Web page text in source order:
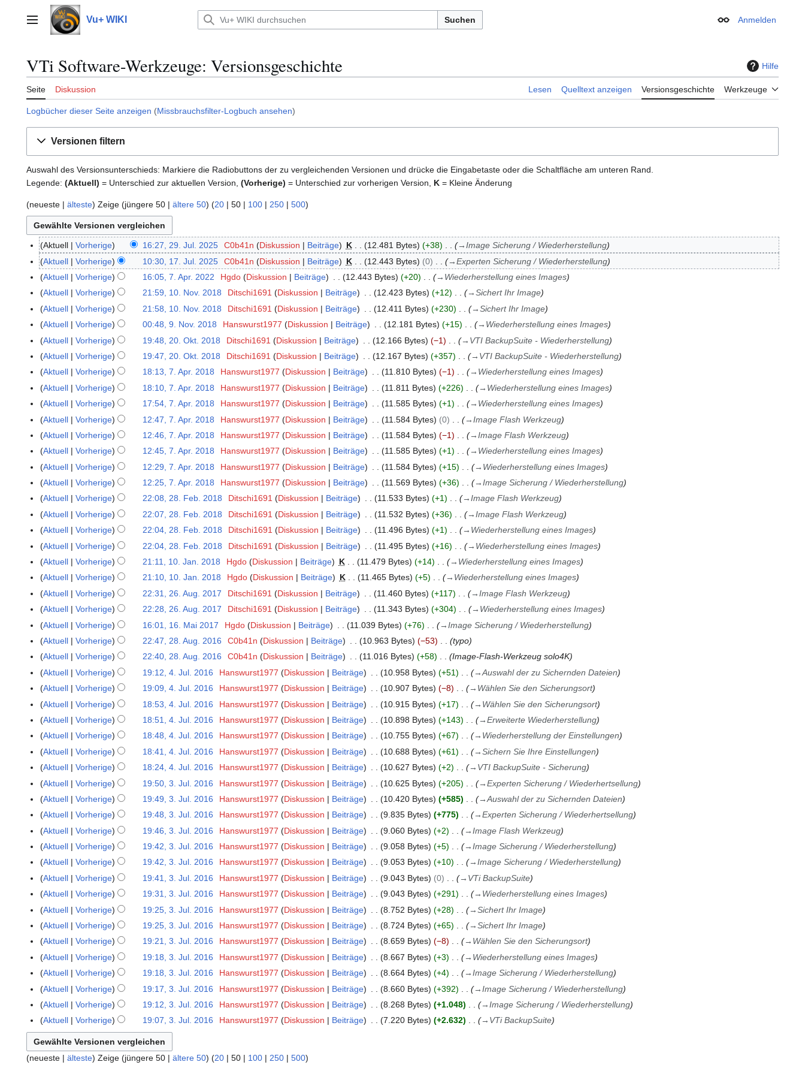
springenHauptmenü Vu+ WIKI Suchen Erscheinungsbild
Anmelden
VTi Software-Werkzeuge: Versionsgeschichte Hilfe
Seite Diskussion Lesen Quelltext anzeigen Versionsgeschichte Werkzeuge
Logbücher dieser Seite anzeigen (Missbrauchsfilter-Logbuch ansehen)
Versionen filtern
Auswahl des Versionsunterschieds: Markiere die Radiobuttons der zu vergleichenden Versionen und drücke die Eingabetaste oder die Schaltfläche am unteren Rand.
Legende: (Aktuell) = Unterschied zur aktuellen Version, (Vorherige) = Unterschied zur vorherigen Version, K = Kleine Änderung
(neueste | älteste) Zeige (jüngere 50 | ältere 50) (20 | 50 | 100 | 250 | 500)
2
9
2
Aktuell Vorherige 16:27, 29. Jul. 2025 C0b41n Diskussion Beiträge K 12.481 Bytes +38 →Image Sicherung / Wiederherstellung
1
7
2
Aktuell Vorherige 10:30, 17. Jul. 2025 C0b41n Diskussion Beiträge K 12.443 Bytes 0 →Experten Sicherung / Wiederherstellung
7
2
Aktuell Vorherige 16:05, 7. Apr. 2022 Hgdo Diskussion Beiträge 12.443 Bytes +20 → Wiederherstellung eines Images
1
0
v
e
m
2
0
1
Aktuell Vorherige 21:59, 10. Nov. 2018 Ditschi1691 Diskussion Beiträge 12.423 Bytes +12 →Sichert Ihr Image
Aktuell
Vorherige 21:58, 10. Nov. 2018 Ditschi1691 Diskussion Beiträge 12.411 Bytes +230 →Sichert Ihr Image
9
e
m
b
0
1
8
Aktuell Vorherige 00:48, 9. Nov. 2018 Hanswurst1977 Diskussion Beiträge 12.181 Bytes +15 → Wiederherstellung eines Images
2
0
o
b
0
1
8
Aktuell Vorherige 19:48, 20. Okt. 2018 Ditschi1691 Diskussion Beiträge 12.166 Bytes −1 → VTI BackupSuite - Wiederherstellung
Aktuell
Vorherige 19:47, 20. Okt. 2018 Ditschi1691 Diskussion Beiträge 12.167 Bytes +357 → VTI BackupSuite - Wiederherstellung
7
2
Aktuell Vorherige 18:13, 7. Apr. 2018 Hanswurst1977 Diskussion Beiträge 11.810 Bytes −1 → Wiederherstellung eines Images
Aktuell
Vorherige 18:10, 7. Apr. 2018 Hanswurst1977 Diskussion Beiträge 11.811 Bytes +226 → Wiederherstellung eines Images
Aktuell
Vorherige 17:54, 7. Apr. 2018 Hanswurst1977 Diskussion Beiträge 11.585 Bytes +1 → Wiederherstellung eines Images
Aktuell
Vorherige 12:47, 7. Apr. 2018 Hanswurst1977 Diskussion Beiträge 11.584 Bytes 0 →Image Flash Werkzeug
Aktuell
Vorherige 12:46, 7. Apr. 2018 Hanswurst1977 Diskussion Beiträge 11.584 Bytes −1 →Image Flash Werkzeug
Aktuell
Vorherige 12:45, 7. Apr. 2018 Hanswurst1977 Diskussion Beiträge 11.585 Bytes +1 → Wiederherstellung eines Images
Aktuell
Vorherige 12:29, 7. Apr. 2018 Hanswurst1977 Diskussion Beiträge 11.584 Bytes +15 → Wiederherstellung eines Images
Aktuell
Vorherige 12:25, 7. Apr. 2018 Hanswurst1977 Diskussion Beiträge 11.569 Bytes +36 →Image Sicherung / Wiederherstellung
2
8
b
u
0
1
8
Aktuell Vorherige 22:08, 28. Feb. 2018 Ditschi1691 Diskussion Beiträge 11.533 Bytes +1 →Image Flash Werkzeug
Aktuell
Vorherige 22:07, 28. Feb. 2018 Ditschi1691 Diskussion Beiträge 11.532 Bytes +36 →Image Flash Werkzeug
Aktuell
Vorherige 22:04, 28. Feb. 2018 Ditschi1691 Diskussion Beiträge 11.496 Bytes +1 → Wiederherstellung eines Images
Aktuell
Vorherige 22:04, 28. Feb. 2018 Ditschi1691 Diskussion Beiträge 11.495 Bytes +16 → Wiederherstellung eines Images
1
0
n
u
a
1
8
Aktuell Vorherige 21:11, 10. Jan. 2018 Hgdo Diskussion Beiträge K 11.479 Bytes +14 → Wiederherstellung eines Images
Aktuell
Vorherige 21:10, 10. Jan. 2018 Hgdo Diskussion Beiträge K 11.465 Bytes +5 → Wiederherstellung eines Images
2
6
g
u
s
1
7
Aktuell Vorherige 22:31, 26. Aug. 2017 Ditschi1691 Diskussion Beiträge 11.460 Bytes +117 →Image Flash Werkzeug
Aktuell
Vorherige 22:28, 26. Aug. 2017 Ditschi1691 Diskussion Beiträge 11.343 Bytes +304 → Wiederherstellung eines Images
1
6
2
0
Aktuell Vorherige 16:01, 16. Mai 2017 Hgdo Diskussion Beiträge 11.039 Bytes +76 →Image Sicherung / Wiederherstellung
2
8
g
u
s
1
6
Aktuell Vorherige 22:47, 28. Aug. 2016 C0b41n Diskussion Beiträge 10.963 Bytes −53
typo
Aktuell
Vorherige 22:40, 28. Aug. 2016 C0b41n Diskussion Beiträge 11.016 Bytes +58
Image-Flash-Werkzeug solo4K
4
2
0
Aktuell Vorherige 19:12, 4. Jul. 2016 Hanswurst1977 Diskussion Beiträge 10.958 Bytes +51 →Auswahl der zu Sichernden Dateien
Aktuell
Vorherige 19:09, 4. Jul. 2016 Hanswurst1977 Diskussion Beiträge 10.907 Bytes −8 → Wählen Sie den Sicherungsort
Aktuell
Vorherige 18:53, 4. Jul. 2016 Hanswurst1977 Diskussion Beiträge 10.915 Bytes +17 → Wählen Sie den Sicherungsort
Aktuell
Vorherige 18:51, 4. Jul. 2016 Hanswurst1977 Diskussion Beiträge 10.898 Bytes +143 →Erweiterte Wiederherstellung
Aktuell
Vorherige 18:48, 4. Jul. 2016 Hanswurst1977 Diskussion Beiträge 10.755 Bytes +67 → Wiederherstellung der Einstellungen
Aktuell
Vorherige 18:41, 4. Jul. 2016 Hanswurst1977 Diskussion Beiträge 10.688 Bytes +61 →Sichern Sie Ihre Einstellungen
Aktuell
Vorherige 18:24, 4. Jul. 2016 Hanswurst1977 Diskussion Beiträge 10.627 Bytes +2 → VTI BackupSuite - Sicherung
3
2
0
Aktuell Vorherige 19:50, 3. Jul. 2016 Hanswurst1977 Diskussion Beiträge 10.625 Bytes +205 →Experten Sicherung / Wiederhertsellung
Aktuell
Vorherige 19:49, 3. Jul. 2016 Hanswurst1977 Diskussion Beiträge 10.420 Bytes +585 →Auswahl der zu Sichernden Dateien
Aktuell
Vorherige 19:48, 3. Jul. 2016 Hanswurst1977 Diskussion Beiträge 9.835 Bytes +775 →Experten Sicherung / Wiederhertsellung
Aktuell
Vorherige 19:46, 3. Jul. 2016 Hanswurst1977 Diskussion Beiträge 9.060 Bytes +2 →Image Flash Werkzeug
Aktuell
Vorherige 19:42, 3. Jul. 2016 Hanswurst1977 Diskussion Beiträge 9.058 Bytes +5 →Image Sicherung / Wiederherstellung
Aktuell
Vorherige 19:42, 3. Jul. 2016 Hanswurst1977 Diskussion Beiträge 9.053 Bytes +10 →Image Sicherung / Wiederherstellung
Aktuell
Vorherige 19:41, 3. Jul. 2016 Hanswurst1977 Diskussion Beiträge 9.043 Bytes 0 → VTi BackupSuite
Aktuell
Vorherige 19:31, 3. Jul. 2016 Hanswurst1977 Diskussion Beiträge 9.043 Bytes +291 → Wiederherstellung eines Images
Aktuell
Vorherige 19:25, 3. Jul. 2016 Hanswurst1977 Diskussion Beiträge 8.752 Bytes +28 →Sichert Ihr Image
Aktuell
Vorherige 19:25, 3. Jul. 2016 Hanswurst1977 Diskussion Beiträge 8.724 Bytes +65 →Sichert Ihr Image
Aktuell
Vorherige 19:21, 3. Jul. 2016 Hanswurst1977 Diskussion Beiträge 8.659 Bytes −8 → Wählen Sie den Sicherungsort
Aktuell
Vorherige 19:18, 3. Jul. 2016 Hanswurst1977 Diskussion Beiträge 8.667 Bytes +3 → Wiederherstellung eines Images
Aktuell
Vorherige 19:18, 3. Jul. 2016 Hanswurst1977 Diskussion Beiträge 8.664 Bytes +4 →Image Sicherung / Wiederherstellung
Aktuell
Vorherige 19:17, 3. Jul. 2016 Hanswurst1977 Diskussion Beiträge 8.660 Bytes +392 →Image Sicherung / Wiederherstellung
Aktuell
Vorherige 19:12, 3. Jul. 2016 Hanswurst1977 Diskussion Beiträge 8.268 Bytes +1.048 →Image Sicherung / Wiederherstellung
Aktuell
Vorherige 19:07, 3. Jul. 2016 Hanswurst1977 Diskussion Beiträge 7.220 Bytes +2.632 → VTi BackupSuite
(neueste | älteste) Zeige (jüngere 50 | ältere 50) (20 | 50 | 100 | 250 | 500)